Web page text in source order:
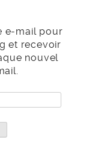
e-mail pour
et recevoir
nouvel